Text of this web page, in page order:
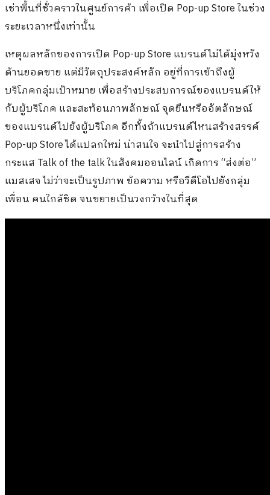
เช่าพื้นที่ชั่วคราวในศูนย์การค้า เพื่อเปิด Pop-up Store ในช่วง
ระยะเวลาหนึ่งเท่านั้น
เหตุผลหลักของการเปิด Pop-up Store แบรนด์ไม่ได้มุ่งหวัง
ด้านยอดขาย แต่มีวัตถุประสงค์หลัก อยู่ที่การเข้าถึงผู้
บริโภคกลุ่มเป้าหมาย เพื่อสร้างประสบการณ์ของแบรนด์ให้
กับผู้บริโภค และสะท้อนภาพลักษณ์ จุดยืนหรืออัตลักษณ์
ของแบรนด์ไปยังผู้บริโภค อีกทั้งถ้าแบรนด์ไหนสร้างสรรค์
Pop-up Store ได้แปลกใหม่ น่าสนใจ จะนำไปสู่การสร้าง
กระแส Talk of the talk ในสังคมออนไลน์ เกิดการ “ส่งต่อ”
แมสเสจ ไม่ว่าจะเป็นรูปภาพ ข้อความ หรือวีดีโอไปยังกลุ่ม
เพื่อน คนใกล้ชิด จนขยายเป็นวงกว้างในที่สุด